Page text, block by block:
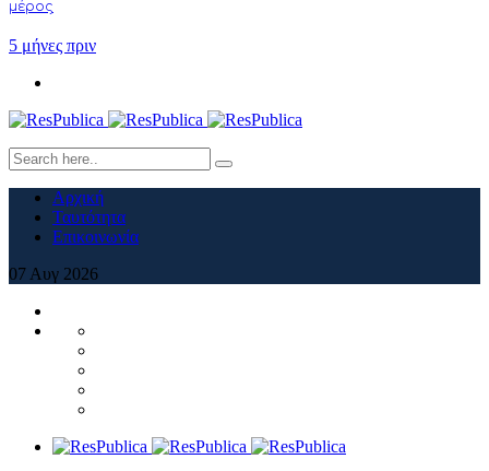
μέρος
5 μήνες πριν
Αρχική
Ταυτότητα
Επικοινωνία
07Αυγ 2026